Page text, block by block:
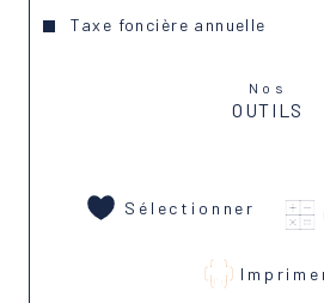
Pour tout renseignement
pour organiser une visite,
conseiller Eyrieux Immobilier,
04-75-66-20-55.
Taxe foncière annuelle
Nos
OUTILS
Sélectionner